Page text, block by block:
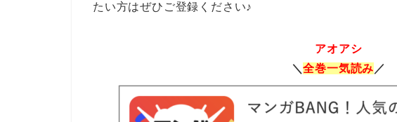
たい方はぜひご登録ください♪
アオアシ
＼全巻一気読み ／